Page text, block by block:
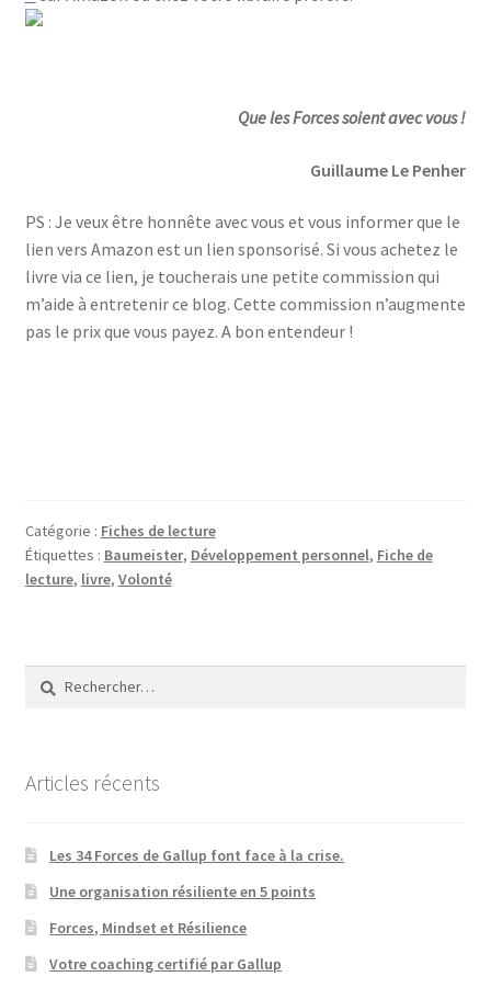
Que les Forces soient avec vous !
Guillaume Le Penher
PS : Je veux être honnête avec vous et vous informer que le
lien vers Amazon est un lien sponsorisé. Si vous achetez le
livre via ce lien, je toucherais une petite commission qui
m’aide à entretenir ce blog. Cette commission n’augmente
pas le prix que vous payez. A bon entendeur !
Catégorie : Fiches de lecture
Étiquettes : Baumeister, Développement personnel, Fiche de
lecture, livre, Volonté
Rechercher :
Articles récents
Les 34 Forces de Gallup font face à la crise.
Une organisation résiliente en 5 points
Forces, Mindset et Résilience
Votre coaching certifié par Gallup